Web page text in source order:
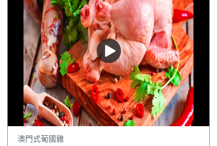
澳門式葡國雞